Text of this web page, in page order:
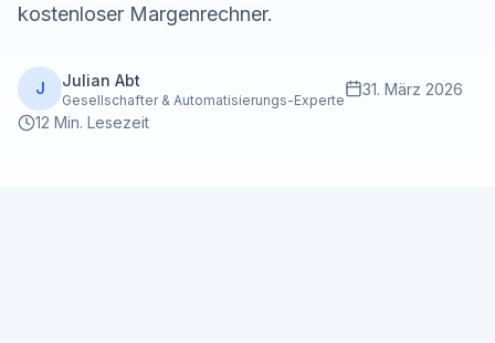
kostenloser Margenrechner.
J Julian Abt
Gesellschafter & Automatisierungs-Experte
31. März 2026
12 Min. Lesezeit